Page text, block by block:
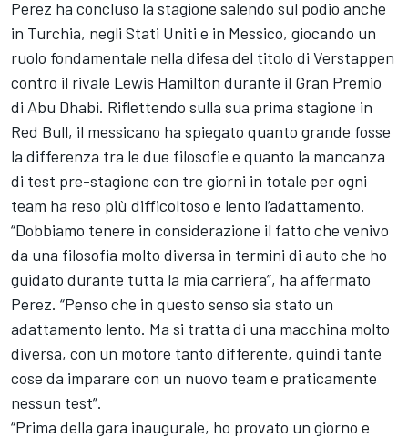
Perez ha concluso la stagione salendo sul podio anche
in Turchia, negli Stati Uniti e in Messico, giocando un
ruolo fondamentale nella difesa del titolo di Verstappen
contro il rivale Lewis Hamilton durante il Gran Premio
di Abu Dhabi. Riflettendo sulla sua prima stagione in
Red Bull, il messicano ha spiegato quanto grande fosse
la differenza tra le due filosofie e quanto la mancanza
di test pre-stagione con tre giorni in totale per ogni
team ha reso più difficoltoso e lento l’adattamento.
“Dobbiamo tenere in considerazione il fatto che venivo
da una filosofia molto diversa in termini di auto che ho
guidato durante tutta la mia carriera”, ha affermato
Perez. “Penso che in questo senso sia stato un
adattamento lento. Ma si tratta di una macchina molto
diversa, con un motore tanto differente, quindi tante
cose da imparare con un nuovo team e praticamente
nessun test”.
“Prima della gara inaugurale, ho provato un giorno e